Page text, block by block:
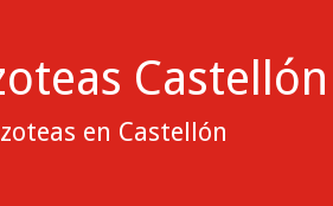
Castellón
en Castellón